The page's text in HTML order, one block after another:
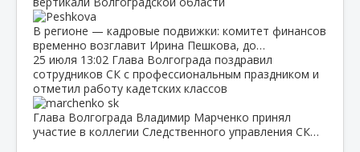
В регионе — кадровые подвижки: комитет финансов
временно возглавит Ирина Пешкова, до…
25 июля 13:02 Глава Волгограда поздравил
сотрудников СК с профессиональным праздником и
отметил работу кадетских классов
Глава Волгограда Владимир Марченко принял
участие в коллегии Следственного управления СК…